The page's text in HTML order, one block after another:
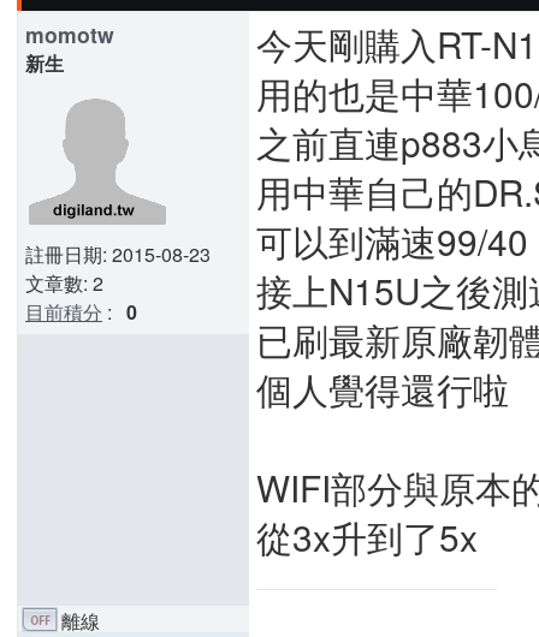
momotw
新生
註冊日期: 2015-08-23
文章數: 2
目前積分 : 0
今天剛購入RT-
用的也是中華
之前直連p883小
用中華自己的
可以到滿速99/40
接上N15U之後
已刷最新原廠韌
個人覺得還行啦
WIFI部分與原本
從3x升到了5x
離線